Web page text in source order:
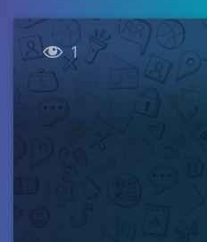
 1